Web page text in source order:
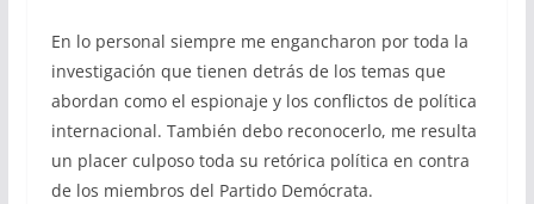
En lo personal siempre me engancharon por toda la
investigación que tienen detrás de los temas que
abordan como el espionaje y los conflictos de política
internacional. También debo reconocerlo, me resulta
un placer culposo toda su retórica política en contra
de los miembros del Partido Demócrata.